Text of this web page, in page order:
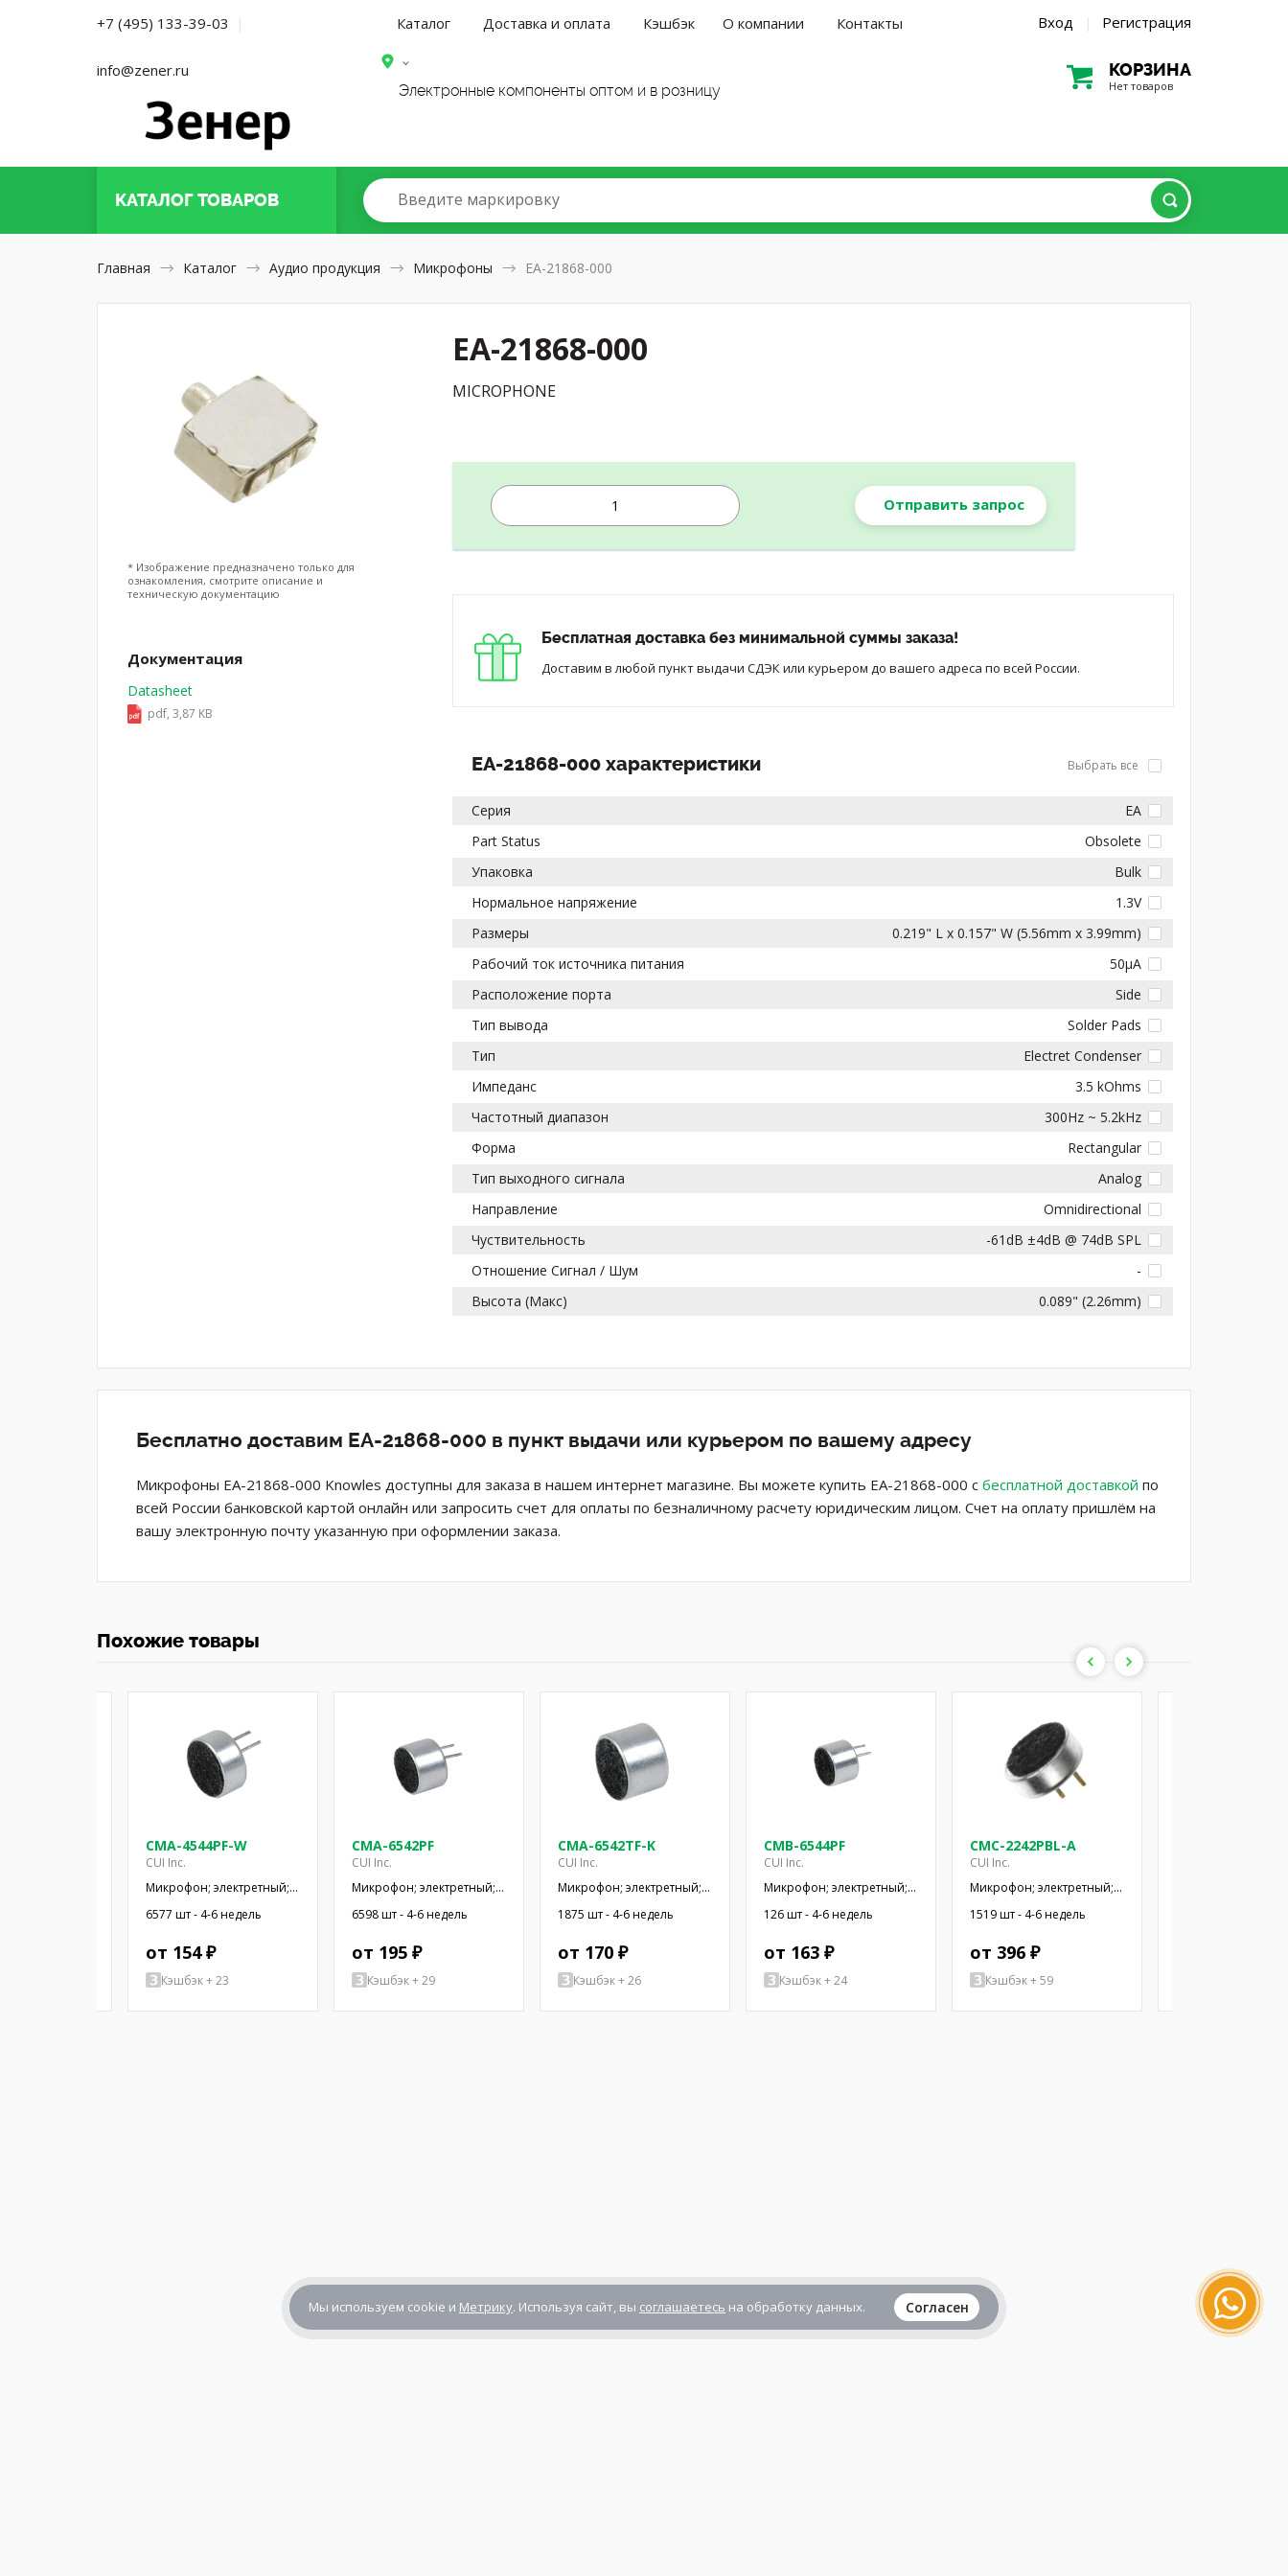
+7 (495) 133-39-03 |
info@zener.ru
Каталог Доставка и оплата Кэшбэк О компании Контакты Вход | Регистрация
Электронные компоненты оптом и в розницу
КОРЗИНА
Нет товаров
КАТАЛОГТОВАРОВ Введите маркировку
Главная Каталог Аудио продукция Микрофоны EA-21868-000
EA-21868-000
MICROPHONE
Отправить запрос
Бесплатная доставка без минимальной суммы заказа!
Доставим в любой пункт выдачи СДЭК или курьером до вашего адреса по всей России.
EA-21868-000 характеристики Выбрать все
Серия
EA
Part Status
Obsolete
Упаковка
Bulk
Нормальное напряжение
1.3V
Размеры
0.219" L x 0.157" W (5.56mm x 3.99mm)
Рабочий ток источника питания
50µA
Расположение порта
Side
Тип вывода
Solder Pads
Тип
Electret Condenser
Импеданс
3.5 kOhms
Частотный диапазон
300Hz ~ 5.2kHz
Форма
Rectangular
Тип выходного сигнала
Analog
Направление
Omnidirectional
Чуствительность
-61dB ±4dB @ 74dB SPL
Отношение Сигнал / Шум
-
Высота (Макс)
0.089" (2.26mm)
* Изображение предназначено только для
ознакомления, смотрите описание и
техническую документацию
Документация
Datasheet
pdf, 3,87 KB
Бесплатно доставим EA-21868-000 в пункт выдачи или курьером по вашему адресу
Микрофоны EA-21868-000 Knowles доступны для заказа в нашем интернет магазине. Вы можете купить EA-21868-000 с бесплатной доставкой по
всей России банковской картой онлайн или запросить счет для оплаты по безналичному расчету юридическим лицом. Счет на оплату пришлём на
вашу электронную почту указанную при оформлении заказа.
Похожие товары
CMA-4544PF-W
CUI Inc.
Микрофон; электретный;
20Гц÷20кГц; 2,2кОм; -44дБ;
Ø9,7x4,5мм; SMT
6577 шт - 4-6 недель
от 154 ₽
Кэшбэк + 23
CMA-6542PF
CUI Inc.
Микрофон; электретный;
50Гц÷20кГц; 2,2кОм; -42дБ;
Ø9,4x6,5мм; SMT
6598 шт - 4-6 недель
от 195 ₽
Кэшбэк + 29
CMA-6542TF-K
CUI Inc.
Микрофон; электретный;
100Гц÷20кГц; 1,5кОм;
-42дБ; Ø9,4x6,5мм
1875 шт - 4-6 недель
от 170 ₽
Кэшбэк + 26
CMB-6544PF
CUI Inc.
Микрофон; электретный;
20Гц÷20кГц; 1кОм; -44дБ;
Ø9,4x6,5мм; 500мкА
126 шт - 4-6 недель
от 163 ₽
Кэшбэк + 24
CMC-2242PBL-A
CUI Inc.
Микрофон; электретный;
100Гц÷20кГц; 2,2кОм;
-42дБ; Ø6x2,2мм; 2÷10В
1519 шт - 4-6 недель
от 396 ₽
Кэшбэк + 59
Мы используем cookie и Метрику. Используя сайт, вы соглашаетесь на обработку данных. Согласен